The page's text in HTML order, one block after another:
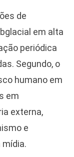
de
em alta
periódica
Segundo, o
humano em
em
externa,
e